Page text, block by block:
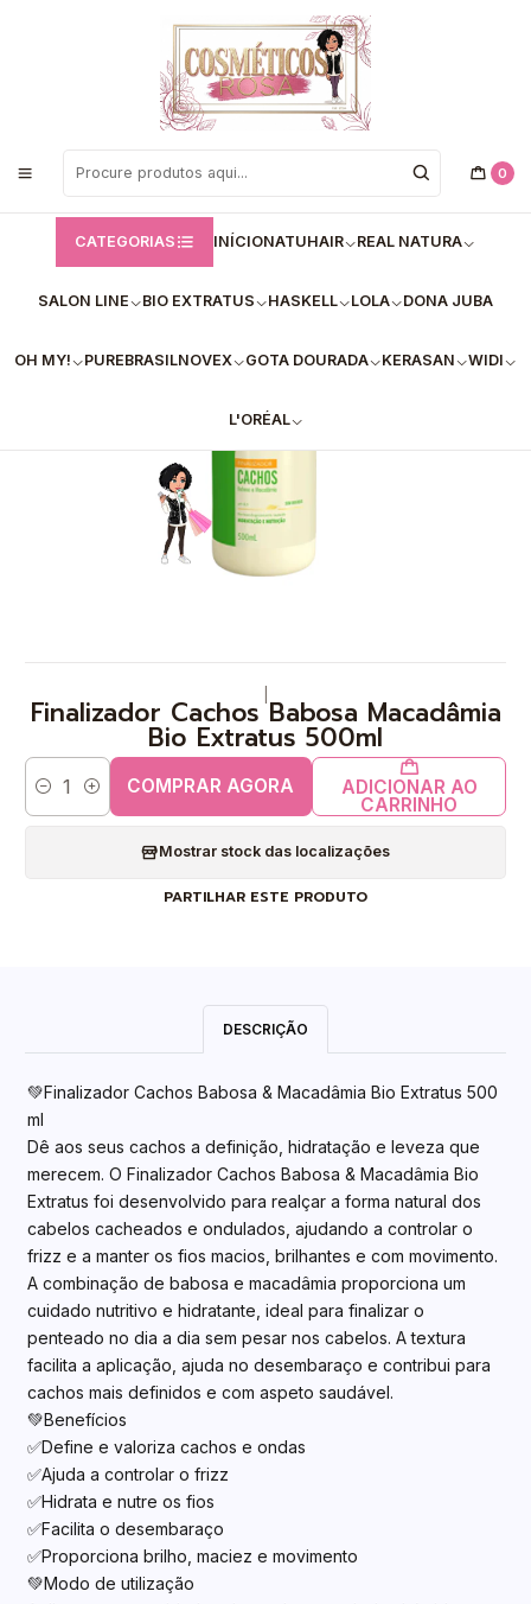
0
CATEGORIAS INÍCIONATUHAIR REAL NATURA
SALON LINE BIO EXTRATUS HASKELL LOLA DONA JUBA
OH MY! PUREBRASILNOVEX GOTA DOURADA KERASAN WIDI
L'ORÉAL
Bem vindos a Loja de Cosméticos Rosa!
Finalizador Cachos Babosa Macadâmia Bio Extratus 500ml
Finalizador Cachos Babosa Macadâmia
Bio Extratus 500ml
Quantidade ADICIONAR AO
CARRINHO
COMPRAR AGORA
Mostrar stock das localizações
PARTILHAR ESTE PRODUTO
DESCRIÇÃO
💚Finalizador Cachos Babosa & Macadâmia Bio Extratus 500
ml
Dê aos seus cachos a definição, hidratação e leveza que
merecem. O Finalizador Cachos Babosa & Macadâmia Bio
Extratus foi desenvolvido para realçar a forma natural dos
cabelos cacheados e ondulados, ajudando a controlar o
frizz e a manter os fios macios, brilhantes e com movimento.
A combinação de babosa e macadâmia proporciona um
cuidado nutritivo e hidratante, ideal para finalizar o
penteado no dia a dia sem pesar nos cabelos. A textura
facilita a aplicação, ajuda no desembaraço e contribui para
cachos mais definidos e com aspeto saudável.
💚Benefícios
✅Define e valoriza cachos e ondas
✅Ajuda a controlar o frizz
✅Hidrata e nutre os fios
✅Facilita o desembaraço
✅Proporciona brilho, maciez e movimento
💚Modo de utilização